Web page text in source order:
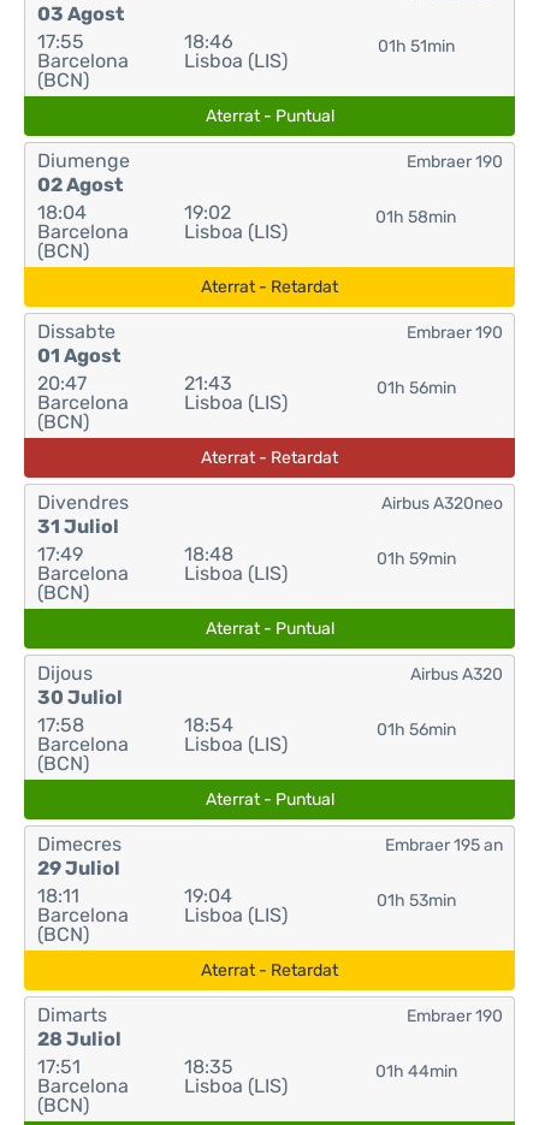
03 Agost
17:55
Barcelona
(BCN)
18:46
Lisboa (LIS)
01h 51min
Aterrat - Puntual
Diumenge
02 Agost
18:04
Barcelona
(BCN)
19:02
Lisboa (LIS)
01h 58min
Embraer 190
Aterrat - Retardat
Dissabte
01 Agost
20:47
Barcelona
(BCN)
21:43
Lisboa (LIS)
01h 56min
Embraer 190
Aterrat - Retardat
Divendres
31 Juliol
17:49
Barcelona
(BCN)
18:48
Lisboa (LIS)
01h 59min
Airbus A320neo
Aterrat - Puntual
Dijous
30 Juliol
17:58
Barcelona
(BCN)
18:54
Lisboa (LIS)
01h 56min
Airbus A320
Aterrat - Puntual
Dimecres
29 Juliol
18:11
Barcelona
(BCN)
19:04
Lisboa (LIS)
01h 53min
Embraer 195 an
Aterrat - Retardat
Dimarts
28 Juliol
17:51
Barcelona
(BCN)
18:35
Lisboa (LIS)
01h 44min
Embraer 190